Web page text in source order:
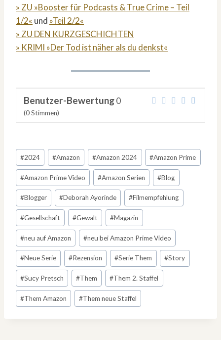
» ZU »Booster für Podcasts & True Crime – Teil
1/2« und »Teil 2/2«
» ZU DEN KURZGESCHICHTEN
» KRIMI »Der Tod ist näher als du denkst«
Benutzer-Bewertung0
(0Stimmen)
Schlagworte:
#2024 #Amazon #Amazon 2024 #Amazon Prime
#Amazon Prime Video #Amazon Serien #Blog
#Blogger #Deborah Ayorinde #Filmempfehlung
#Gesellschaft #Gewalt #Magazin
#neu auf Amazon #neu bei Amazon Prime Video
#Neue Serie #Rezension #Serie Them #Story
#Sucy Pretsch #Them #Them 2. Staffel
#Them Amazon #Them neue Staffel